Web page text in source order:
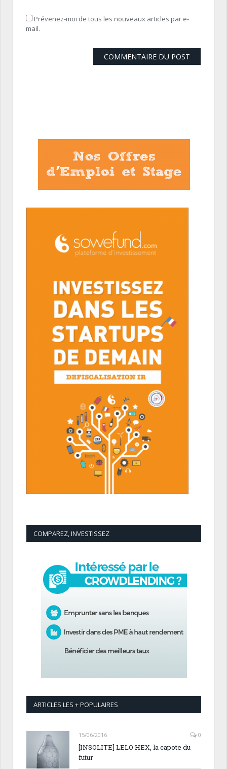
Prévenez-moi de tous les nouveaux articles par e-
mail.
COMPAREZ, INVESTISSEZ
ARTICLES LES + POPULAIRES
15/06/2016 0
[INSOLITE] LELO HEX, la capote du
futur